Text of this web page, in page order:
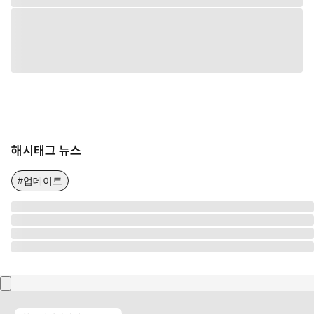
해시태그 뉴스
#업데이트